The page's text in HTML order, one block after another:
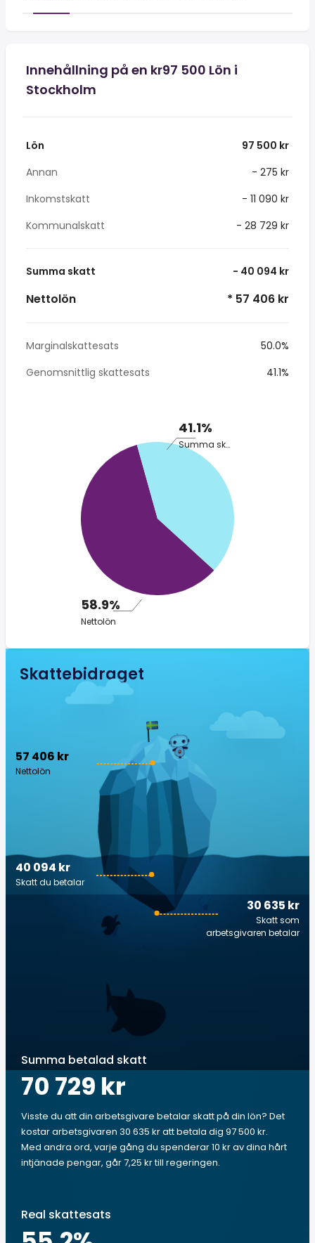
Innehållning på en kr97 500 Lön i
Stockholm
Lön
97 500 kr
Annan
- 275 kr
Inkomstskatt
- 11 090 kr
Kommunalskatt
- 28 729 kr
Summa skatt - 40 094 kr
Nettolön * 57 406 kr
Marginalskattesats
50.0%
Genomsnittlig skattesats
41.1%
41.1%
Summa skatt
58.9%
Nettolön
Skattebidraget
57 406 kr
Nettolön
30 635 kr
Skatt som
arbetsgivaren betalar
40 094 kr
Skatt du betalar
Summa betalad skatt
70 729 kr
Visste du att din arbetsgivare betalar skatt på din lön? Det
kostar arbetsgivaren 30 635 kr att betala dig 97 500 kr.
Med andra ord, varje gång du spenderar 10 kr av dina hårt
intjänade pengar, går 7,25 kr till regeringen.
Real skattesats